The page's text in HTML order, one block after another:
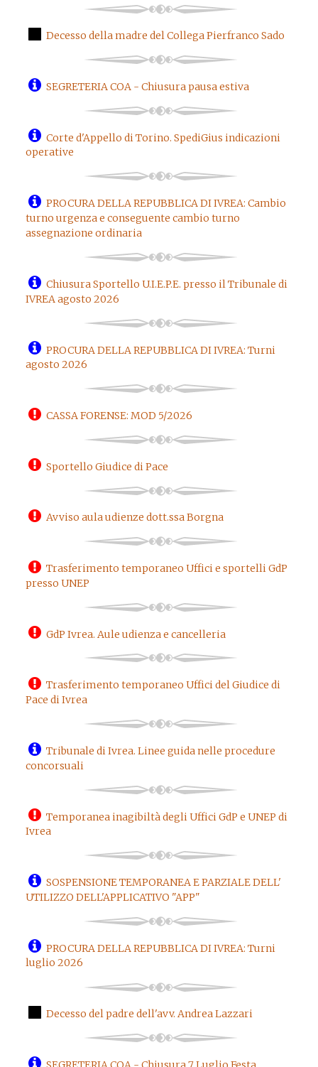
Decesso della madre del Collega Pierfranco Sado
SEGRETERIA COA - Chiusura pausa estiva
Corte d'Appello di Torino. SpediGius indicazioni
operative
PROCURA DELLA REPUBBLICA DI IVREA: Cambio
turno urgenza e conseguente cambio turno
assegnazione ordinaria
Chiusura Sportello U.I.E.P.E. presso il Tribunale di
IVREA agosto 2026
PROCURA DELLA REPUBBLICA DI IVREA: Turni
agosto 2026
CASSA FORENSE: MOD 5/2026
Sportello Giudice di Pace
Avviso aula udienze dott.ssa Borgna
Trasferimento temporaneo Uffici e sportelli GdP
presso UNEP
GdP Ivrea. Aule udienza e cancelleria
Trasferimento temporaneo Uffici del Giudice di
Pace di Ivrea
Tribunale di Ivrea. Linee guida nelle procedure
concorsuali
Temporanea inagibiltà degli Uffici GdP e UNEP di
Ivrea
SOSPENSIONE TEMPORANEA E PARZIALE DELL'
UTILIZZO DELL'APPLICATIVO "APP"
PROCURA DELLA REPUBBLICA DI IVREA: Turni
luglio 2026
Decesso del padre dell'avv. Andrea Lazzari